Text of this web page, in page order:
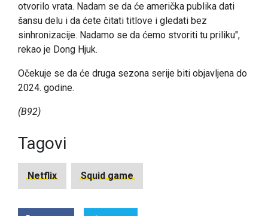
otvorilo vrata. Nadam se da će američka publika dati
šansu delu i da ćete čitati titlove i gledati bez
sinhronizacije. Nadamo se da ćemo stvoriti tu priliku",
rekao je Dong Hjuk.
Očekuje se da će druga sezona serije biti objavljena do
2024. godine.
(B92)
Tagovi
Netflix Squid game